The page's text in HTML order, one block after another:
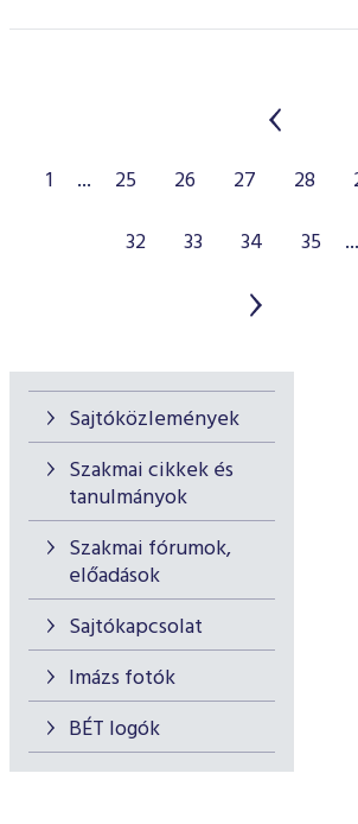
Sajtóközlemények
Szakmai cikkek és
tanulmányok
Szakmai fórumok,
előadások
Sajtókapcsolat
Imázs fotók
BÉT logók
1 ... 25 26 27 28
32
33 34 35 ...